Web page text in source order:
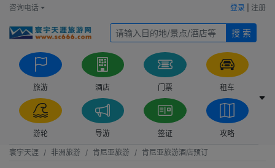
咨询电话 登录 注册
搜 索
旅游 酒店 门票 租车
游轮 导游 签证 攻略
寰宇天涯 非洲旅游 肯尼亚旅游 肯尼亚旅游酒店预订